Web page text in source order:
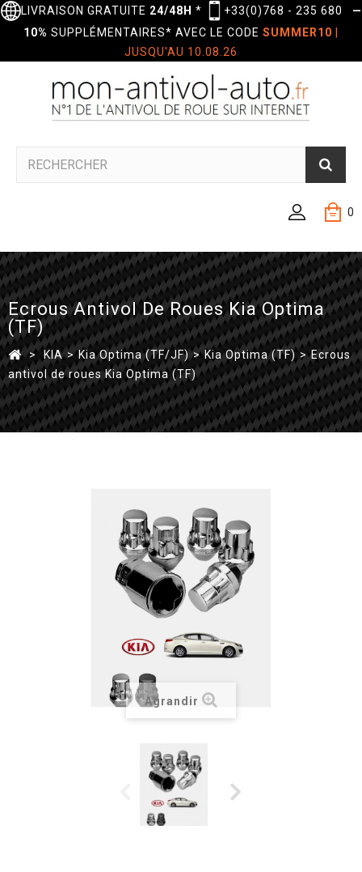
LIVRAISON GRATUITE 24/48H * +33(0)768 - 235 680
—
10% SUPPLÉMENTAIRES* AVEC LE CODE SUMMER10
JUSQU'AU 10.08.26
0
Ecrous Antivol De Roues Kia Optima
(TF)
> KIA > Kia Optima (TF/JF) > Kia Optima (TF) > Ecrous
antivol de roues Kia Optima (TF)
Agrandir